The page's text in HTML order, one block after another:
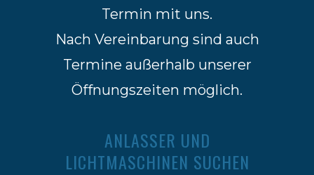
Termin mit uns.
Nach Vereinbarung sind auch
Termine außerhalb unserer
Öffnungszeiten möglich.
ANLASSER UND
LICHTMASCHINEN SUCHEN